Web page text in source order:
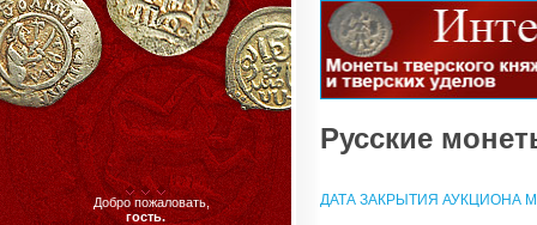
Добро пожаловать,
гость.
Русские
ДАТА ЗАКРЫТИЯ АУКЦИОНА